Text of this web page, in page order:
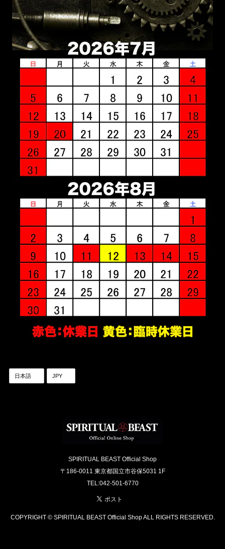
SPIRITUAL BEAST Official Shop
〒186-0011 東京都国立市谷保5031 1F
TEL:042-501-6770
COPYRIGHT © SPIRITUAL BEAST Official Shop ALL RIGHTS RESERVED.